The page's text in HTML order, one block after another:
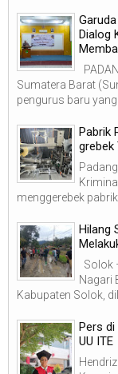
Dialog
Sumatera Barat
pengurus baru yang
Pabrik
grebek
menggerebek
Hilang
Solok
Nagari
Kabupaten Solok,
Pers di
UU ITE